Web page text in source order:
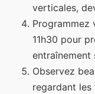
verticales,
Programmez
11h30 pour
entraînement
Observez
regardant